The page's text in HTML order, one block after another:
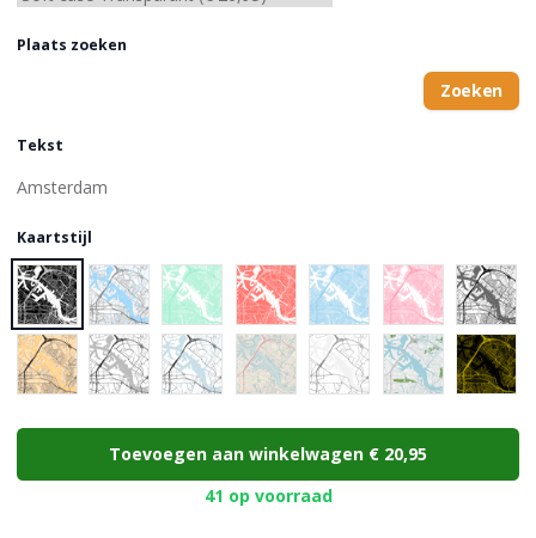
Plaats zoeken
Zoeken
Tekst
Kaartstijl
Choose a color
Toevoegen aan winkelwagen € 20,95
41 op voorraad